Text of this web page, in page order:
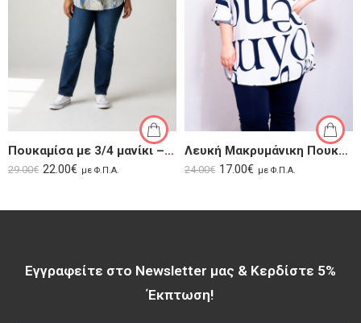
Πουκαμίσα με 3/4 μανίκι – Hojas
29.00€ 22.00€ με Φ.Π.Α.
Λευκή Μακρυμάνικη Πουκαμίσα με Πατιλέτα | Gos
24.00€ 17.00€ με Φ.Π.Α.
Εγγραφείτε στο Newsletter μας & Κερδίστε 5%
Έκπτωση!​